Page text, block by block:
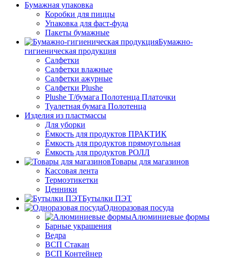
Бумажная упаковка
Коробки для пиццы
Упаковка для фаст-фуда
Пакеты бумажные
Бумажно-
гигиеническая продукция
Салфетки
Салфетки влажные
Салфетки ажурные
Салфетки Plushe
Plushe Т/бумага Полотенца Платочки
Туалетная бумага Полотенца
Изделия из пластмассы
Для уборки
Ёмкость для продуктов ПРАКТИК
Ёмкость для продуктов прямоугольная
Ёмкость для продуктов РОЛЛ
Товары для магазинов
Кассовая лента
Термоэтикетки
Ценники
Бутылки ПЭТ
Одноразовая посуда
Алюминиевые формы
Барные украшения
Ведра
ВСП Стакан
ВСП Контейнер